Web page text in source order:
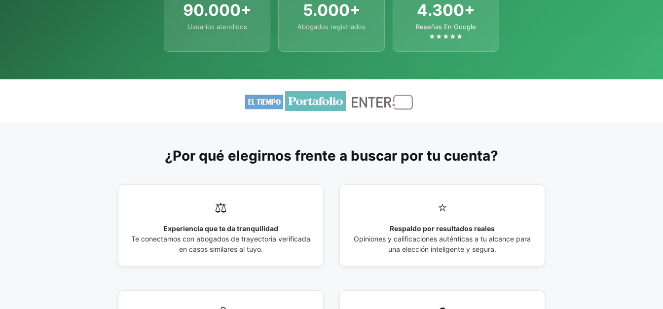
90.000+
Usuarios atendidos
5.000+
Abogados registrados
4.300+
Reseñas En Google
★★★★★
¿Por qué elegirnos frente a buscar por tu cuenta?
⚖️
Experiencia que te da tranquilidad
Te conectamos con abogados de trayectoria verificada
en casos similares al tuyo.
⭐
Respaldo por resultados reales
Opiniones y calificaciones auténticas a tu alcance para
una elección inteligente y segura.